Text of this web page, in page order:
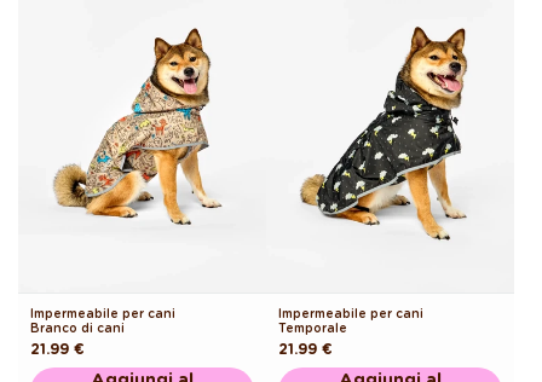
Impermeabile per cani
Branco di cani
Prezzo
di
21.99 €
Impermeabile per cani
Temporale
Prezzo
di
21.99 €